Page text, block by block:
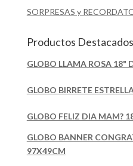
SORPRESAS y
Productos Destacados
GLOBO LLAMA ROSA 18"
GLOBO BIRRETE
GLOBO FELIZ DIA MAM?
GLOBO BANNER
97X49CM